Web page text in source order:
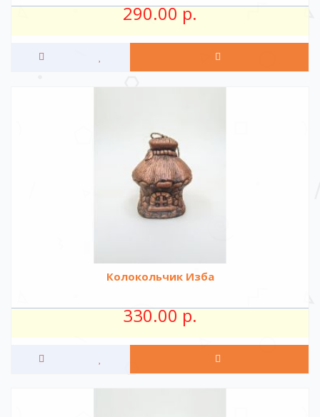
290.00 р.
Колокольчик Изба
330.00 р.